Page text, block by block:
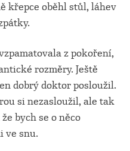
křepce oběhl stůl, láhev
z pokoření,
rozměry. Ještě
dobrý doktor posloužil.
si nezasloužil, ale tak
bych se o něco
ve snu.